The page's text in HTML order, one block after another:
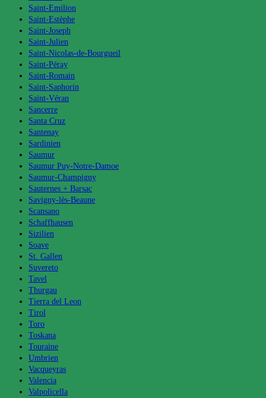
Saint-Emilion
Saint-Estèphe
Saint-Joseph
Saint-Julien
Saint-Nicolas-de-Bourgueil
Saint-Péray
Saint-Romain
Saint-Saphorin
Saint-Véran
Sancerre
Santa Cruz
Santenay
Sardinien
Saumur
Saumur Puy-Notre-Damoe
Saumur-Champigny
Sauternes + Barsac
Savigny-lès-Beaune
Scansano
Schaffhausen
Sizilien
Soave
St. Gallen
Suvereto
Tavel
Thurgau
Tierra del Leon
Tirol
Toro
Toskana
Touraine
Umbrien
Vacqueyras
Valencia
Valpolicella